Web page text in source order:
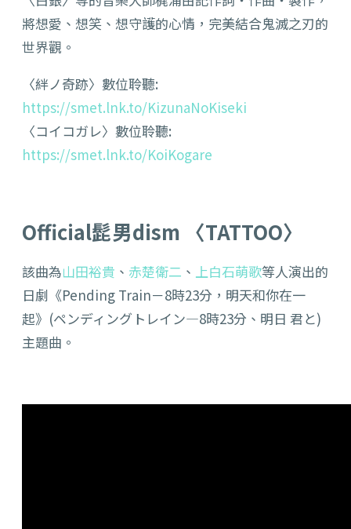
將想愛、想笑、想守護的心情，完美結合鬼滅之刃的
世界觀。
〈絆ノ奇跡〉數位聆聽:
https://smet.lnk.to/KizunaNoKiseki
〈コイコガレ〉數位聆聽:
https://smet.lnk.to/KoiKogare
Official髭男dism 〈TATTOO〉
該曲為山田裕貴 、 赤楚衛二 、 上白石萌歌等人演出的
日劇《Pending Train－8時23分，明天和你在一
起》(ペンディングトレイン―8時23分、明日 君と)
主題曲。